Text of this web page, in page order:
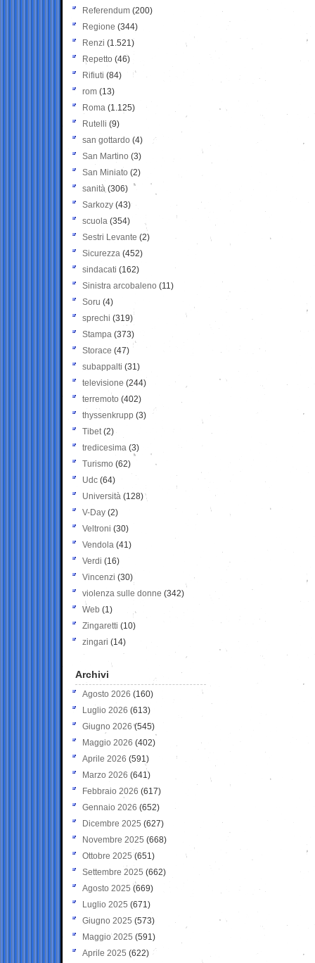
Referendum (200)
Regione (344)
Renzi (1.521)
Repetto (46)
Rifiuti (84)
rom (13)
Roma (1.125)
Rutelli (9)
san gottardo (4)
San Martino (3)
San Miniato (2)
sanità (306)
Sarkozy (43)
scuola (354)
Sestri Levante (2)
Sicurezza (452)
sindacati (162)
Sinistra arcobaleno (11)
Soru (4)
sprechi (319)
Stampa (373)
Storace (47)
subappalti (31)
televisione(244)
terremoto (402)
thyssenkrupp (3)
Tibet(2)
tredicesima (3)
Turismo (62)
Udc (64)
Università (128)
V-Day (2)
Veltroni (30)
Vendola (41)
Verdi (16)
Vincenzi (30)
violenza sulle donne (342)
Web (1)
Zingaretti (10)
zingari (14)
Archivi
Agosto 2026 (160)
Luglio 2026 (613)
Giugno 2026 (545)
Maggio 2026 (402)
Aprile 2026 (591)
Marzo 2026 (641)
Febbraio 2026 (617)
Gennaio 2026 (652)
Dicembre 2025 (627)
Novembre 2025 (668)
Ottobre 2025 (651)
Settembre 2025 (662)
Agosto 2025 (669)
Luglio 2025 (671)
Giugno 2025 (573)
Maggio 2025 (591)
Aprile 2025 (622)